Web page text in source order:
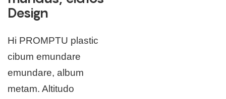
Design
Hi PROMPTU plastic
cibum emundare
emundare, album
metam. Altitudo